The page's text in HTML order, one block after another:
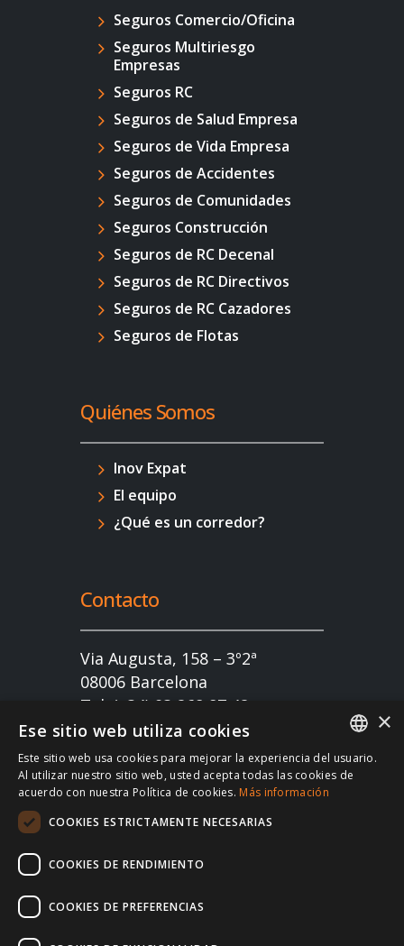
Seguros Comercio/Oficina
Seguros Multiriesgo
Empresas
Seguros RC
Seguros de Salud Empresa
Seguros de Vida Empresa
Seguros de Accidentes
Seguros de Comunidades
Seguros Construcción
Seguros de RC Decenal
Seguros de RC Directivos
Seguros de RC Cazadores
Seguros de Flotas
Quiénes Somos
Inov Expat
El equipo
¿Qué es un corredor?
Contacto
Via Augusta, 158 – 3º2ª
08006 Barcelona
Tel: (+34) 93 268 87 42
welcome@inovexpat.com
Copyright 2022 INOV es una correduría de seguros
Portugal. Disfruta de los mejores seguros de salud,
FRENCH
×
Ese sitio web utiliza cookies
Este sitio web usa cookies para mejorar la experiencia del usuario.
Al utilizar nuestro sitio web, usted acepta todas las cookies de
acuerdo con nuestra Política de cookies. Más información
COOKIES ESTRICTAMENTE NECESARIAS
COOKIES DE RENDIMIENTO
COOKIES DE PREFERENCIAS